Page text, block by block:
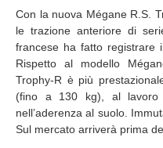
Con la nuova Mégane R.S.
le trazione anteriore di
francese ha fatto registrare
Rispetto al modello
Trophy-R è più
(fino a 130 kg), al lavoro
nell’aderenza al suolo.
Sul mercato arriverà prima